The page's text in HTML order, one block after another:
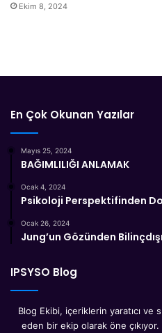
Ekim 8, 2024
En Çok Okunan Yazılar
Mayıs 25, 2024
BAĞIMLILIĞI ANLAMAK
Ocak 4, 2024
Psikoloji Perspektifinden
Ocak 26, 2024
Jung’un Gözünden
IPSYSO Blog
Blog Ekibi, içeriklerin yaratıcı ve
eden bir ekip olarak öne